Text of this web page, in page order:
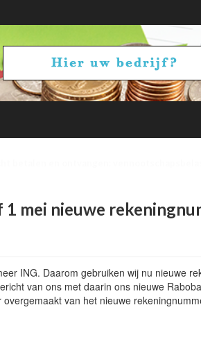
mei nieuwe
ING. Daarom gebruiken wij nu nieuwe
van ons met daarin ons nieuwe
van het nieuwe